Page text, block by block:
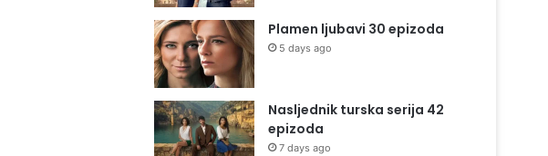
Plamen ljubavi 30 epizoda
5 days ago
Nasljednik turska serija 42
epizoda
7 days ago